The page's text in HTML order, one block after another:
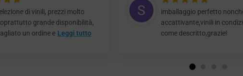
di vinili, prezzi molto
grande disponibilità,
un ordine e Leggi tutto
imballaggio perfetto
accattivante,vinili in
come descritto,grazie!